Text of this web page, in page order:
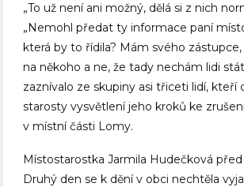
„To už není ani možný, dělá si z nich
„Nemohl předat ty informace paní
která by to řídila? Mám svého
na někoho a ne, že tady nechám lidi
zaznívalo ze skupiny asi třiceti lidí, kteří
starosty vysvětlení jeho kroků ke
v místní části Lomy.
Místostarostka Jarmila Hudečková
Druhý den se k dění v obci nechtěla